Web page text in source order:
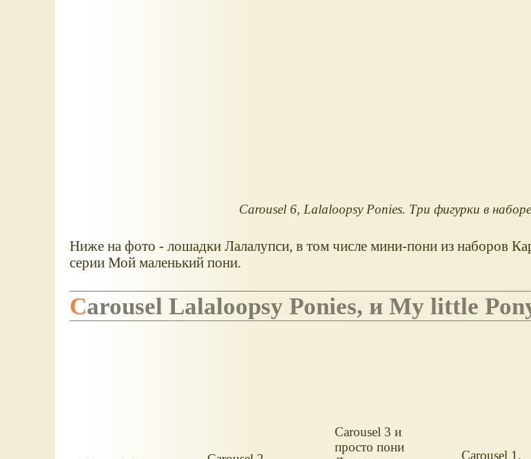
Carousel 6, Lalaloopsy Ponies. Три фигурки в
Ниже на фото - лошадки Лалалупси, в том числе мини-пони из наборов
серии Мой маленький пони.
Carousel Lalaloopsy Ponies, и My little
Carousel 3 и
просто пони
Carousel 1,